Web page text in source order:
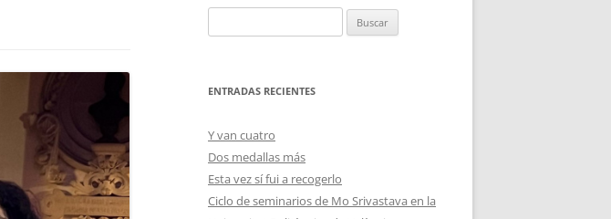
ENTRADAS RECIENTES
Y van cuatro
Dos medallas más
Esta vez sí fui a recogerlo
Ciclo de seminarios de Mo Srivastava en la